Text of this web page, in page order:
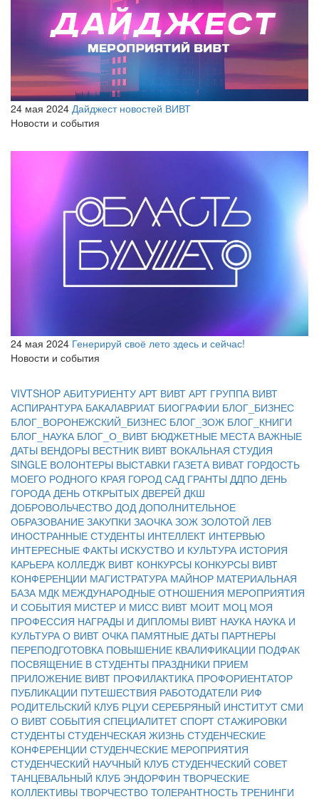
24 мая 2024 Дайджест новостей ВИВТ
Новости и события
24 мая 2024 Генерируй своё лето здесь и сейчас!
Новости и события
VIVTSHOP АБИТУРИЕНТУ АРТ ВИВТ АРТ ГРУППА ВИВТ
АСПИРАНТУРА БАКАЛАВРИАТ БИОГРАФИИ БЛОГ_БИЗНЕС
БЛОГ_ВОРОНЕЖСКИЙ_БИЗНЕС БЛОГ_ЗОЖ БЛОГ_КНИГИ
БЛОГ_НАУКА БЛОГ_О_ВИВТ БЮДЖЕТНЫЕ МЕСТА ВАЖНЫЕ
ДАТЫ ВЕНДОРЫ ВЕСТНИК ВИВТ ВОКАЛЬНАЯ СТУДИЯ
SINGLE ВОЛОНТЕРЫ ВЫСТАВКИ ГАЗЕТА ВИВАТ ГОРДОСТЬ
МОЕГО РОДНОГО КРАЯ ГОРОД САД ГРАНТЫ ДДПО ДЕНЬ
ГОРОДАДЕНЬ ОТКРЫТЫХ ДВЕРЕЙ ДКШ
ДОБРОВОЛЬЧЕСТВО ДОДДОПОЛНИТЕЛЬНОЕ
ОБРАЗОВАНИЕ ЗАКУПКИ ЗАОЧКАЗОЖ ЗОЛОТОЙ ЛЕВ
ИНОСТРАННЫЕ СТУДЕНТЫ ИНТЕЛЛЕКТ ИНТЕРВЬЮ
ИНТЕРЕСНЫЕ ФАКТЫ ИСКУСТВО И КУЛЬТУРА ИСТОРИЯ
КАРЬЕРА КОЛЛЕДЖ ВИВТ КОНКУРСЫ КОНКУРСЫ ВИВТ
КОНФЕРЕНЦИИ МАГИСТРАТУРА МАЙНОР МАТЕРИАЛЬНАЯ
БАЗА МДК МЕЖДУНАРОДНЫЕ ОТНОШЕНИЯ МЕРОПРИЯТИЯ
И СОБЫТИЯ МИСТЕР И МИСС ВИВТ МОИТ МОЦ МОЯ
ПРОФЕССИЯ НАГРАДЫ И ДИПЛОМЫ ВИВТ НАУКА НАУКА И
КУЛЬТУРАО ВИВТ ОЧКА ПАМЯТНЫЕ ДАТЫ ПАРТНЕРЫ
ПЕРЕПОДГОТОВКА ПОВЫШЕНИЕ КВАЛИФИКАЦИИ ПОДФАК
ПОСВЯЩЕНИЕ В СТУДЕНТЫ ПРАЗДНИКИ ПРИЕМ
ПРИЛОЖЕНИЕ ВИВТ ПРОФИЛАКТИКА ПРОФОРИЕНТАТОР
ПУБЛИКАЦИИ ПУТЕШЕСТВИЯ РАБОТОДАТЕЛИ РИФ
РОДИТЕЛЬСКИЙ КЛУБ РЦУИ СЕРЕБРЯНЫЙ ИНСТИТУТ СМИ
О ВИВТ СОБЫТИЯ СПЕЦИАЛИТЕТ СПОРТ СТАЖИРОВКИ
СТУДЕНТЫ СТУДЕНЧЕСКАЯ ЖИЗНЬ СТУДЕНЧЕСКИЕ
КОНФЕРЕНЦИИ СТУДЕНЧЕСКИЕ МЕРОПРИЯТИЯ
СТУДЕНЧЕСКИЙ НАУЧНЫЙ КЛУБ СТУДЕНЧЕСКИЙ СОВЕТ
ТАНЦЕВАЛЬНЫЙ КЛУБ ЭНДОРФИН ТВОРЧЕСКИЕ
КОЛЛЕКТИВЫ ТВОРЧЕСТВО ТОЛЕРАНТНОСТЬ ТРЕНИНГИ